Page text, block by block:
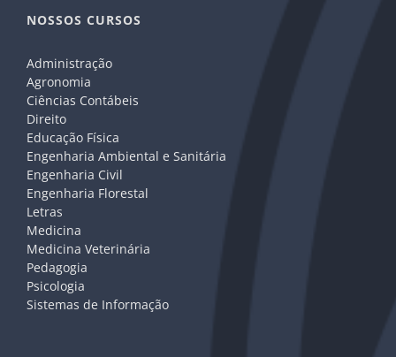
NOSSOS CURSOS
Administração
Agronomia
Ciências Contábeis
Direito
Educação Física
Engenharia Ambiental e Sanitária
Engenharia Civil
Engenharia Florestal
Letras
Medicina
Medicina Veterinária
Pedagogia
Psicologia
Sistemas de Informação